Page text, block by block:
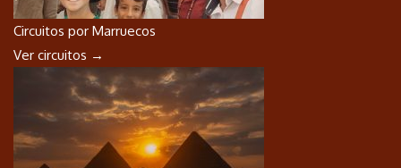
Circuitos por Marruecos
Ver circuitos →